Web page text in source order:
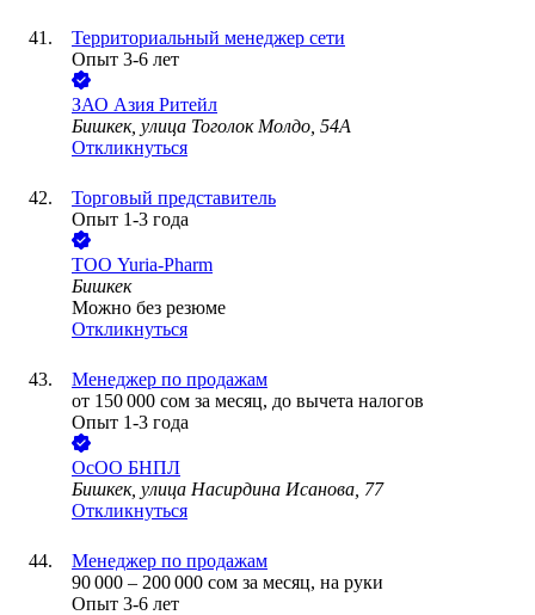
Территориальный менеджер сети
Опыт 3-6 лет
ЗАО Азия Ритейл
Бишкек, улица Тоголок Молдо, 54А
Откликнуться
Торговый представитель
Опыт 1-3 года
ТОО Yuria-Pharm
Бишкек
Можно без резюме
Откликнуться
Менеджер по продажам
от 150 000 сом за месяц, до вычета налогов
Опыт 1-3 года
ОсОО БНПЛ
Бишкек, улица Насирдина Исанова, 77
Откликнуться
Менеджер по продажам
90 000 – 200 000 сом за месяц, на руки
Опыт 3-6 лет